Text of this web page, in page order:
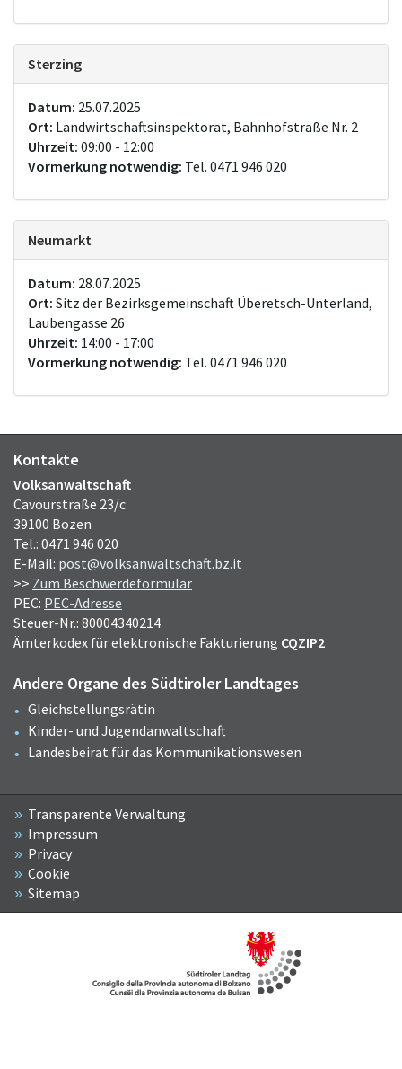
Sterzing
Datum: 25.07.2025
Ort: Landwirtschaftsinspektorat, Bahnhofstraße Nr. 2
Uhrzeit: 09:00 - 12:00
Vormerkung notwendig: Tel. 0471 946 020
Neumarkt
Datum: 28.07.2025
Ort: Sitz der Bezirksgemeinschaft Überetsch-Unterland,
Laubengasse 26
Uhrzeit: 14:00 - 17:00
Vormerkung notwendig: Tel. 0471 946 020
Kontakte
Volksanwaltschaft
Cavourstraße 23/c
39100 Bozen
Tel.: 0471 946 020
E-Mail: post@volksanwaltschaft.bz.it
>> Zum Beschwerdeformular
PEC: PEC-Adresse
Steuer-Nr.: 80004340214
Ämterkodex für elektronische Fakturierung CQZIP2
Andere Organe des Südtiroler Landtages
Gleichstellungsrätin
Kinder- und Jugendanwaltschaft
Landesbeirat für das Kommunikationswesen
Transparente Verwaltung
Impressum
Privacy
Cookie
Sitemap